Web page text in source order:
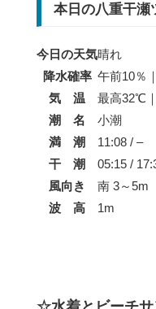
本日の八重干瀬
今日の天気晴れ
降水確率 午前10％
気 温
最高32℃
潮 名
小潮
満 潮
11:08 / –
干 潮
05:15 /
風向き
南 3～5m
波 高
1m